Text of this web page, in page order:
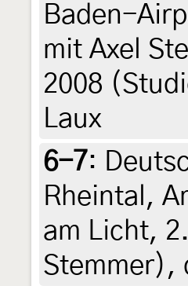
Baden-
mit Axel
2008
Laux
6-7:
Rheintal,
am Licht,
Stemmer),